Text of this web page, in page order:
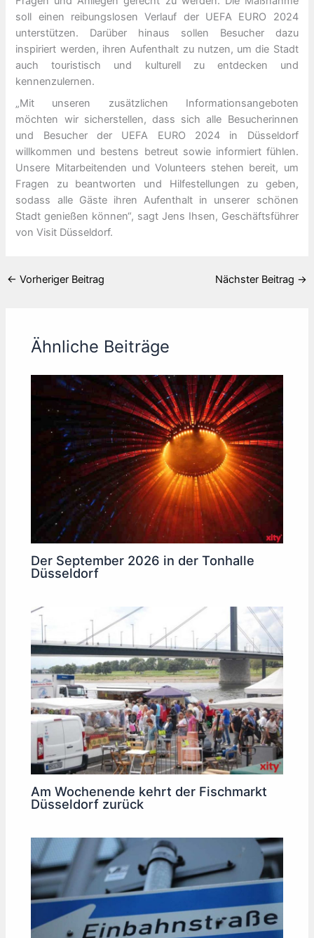
soll einen reibungslosen Verlauf der UEFA EURO 2024
unterstützen. Darüber hinaus sollen Besucher dazu
inspiriert werden, ihren Aufenthalt zu nutzen, um die Stadt
auch touristisch und kulturell zu entdecken und
kennenzulernen.
„Mit unseren zusätzlichen Informationsangeboten
möchten wir sicherstellen, dass sich alle Besucherinnen
und Besucher der UEFA EURO 2024 in Düsseldorf
willkommen und bestens betreut sowie informiert fühlen.
Unsere Mitarbeitenden und Volunteers stehen bereit, um
Fragen zu beantworten und Hilfestellungen zu geben,
sodass alle Gäste ihren Aufenthalt in unserer schönen
Stadt genießen können“, sagt Jens Ihsen, Geschäftsführer
von Visit Düsseldorf.
← Vorheriger Beitrag Nächster Beitrag →
Ähnliche Beiträge
Der September 2026 in der Tonhalle
Düsseldorf
Am Wochenende kehrt der Fischmarkt
Düsseldorf zurück